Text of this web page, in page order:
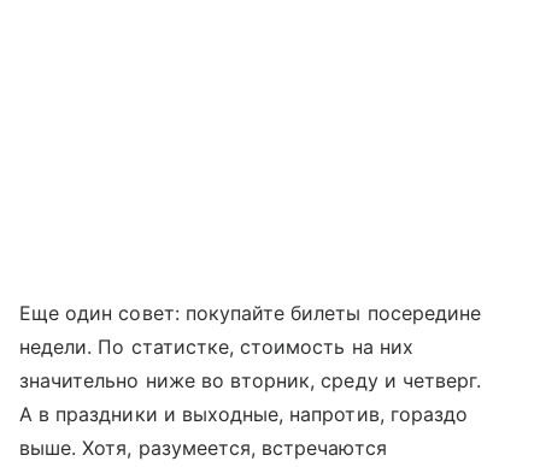
Еще один совет: покупайте билеты посередине
недели. По статистке, стоимость на них
значительно ниже во вторник, среду и четверг.
А в праздники и выходные, напротив, гораздо
выше. Хотя, разумеется, встречаются